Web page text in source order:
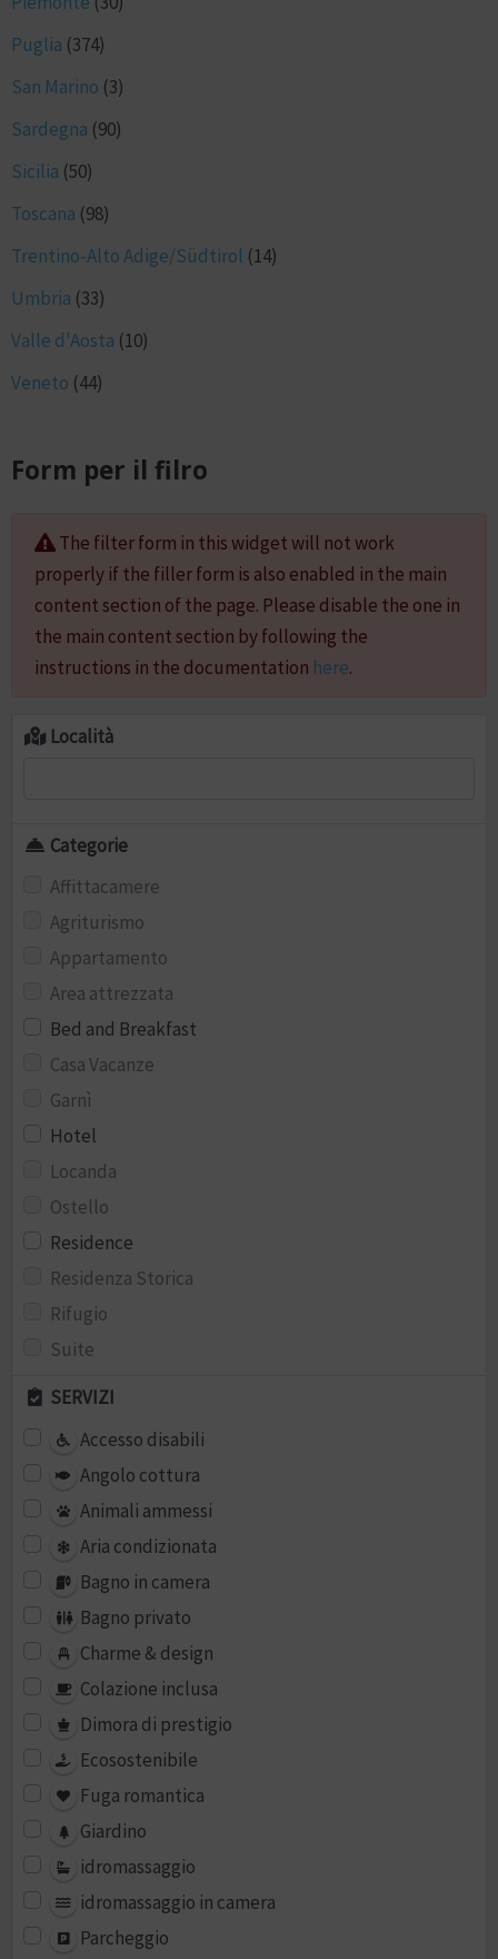
Puglia (374)
San Marino (3)
Sardegna (90)
Sicilia (50)
Toscana (98)
Trentino-Alto Adige/Südtirol (14)
Umbria (33)
Valle d'Aosta (10)
Veneto (44)
Form per il filro
The filter form in this widget will not work
properly if the filler form is also enabled in the main
content section of the page. Please disable the one in
the main content section by following the
instructions in the documentation here.
Località
Categorie
Affittacamere
Agriturismo
Appartamento
Area attrezzata
Bed and Breakfast
Casa Vacanze
Garnì
Hotel
Locanda
Ostello
Residence
Residenza Storica
Rifugio
Suite
SERVIZI
Accesso disabili
Angolo cottura
Animali ammessi
Aria condizionata
Bagno in camera
Bagno privato
Charme & design
Colazione inclusa
Dimora di prestigio
Ecosostenibile
Fuga romantica
Giardino
idromassaggio
idromassaggio in camera
Parcheggio